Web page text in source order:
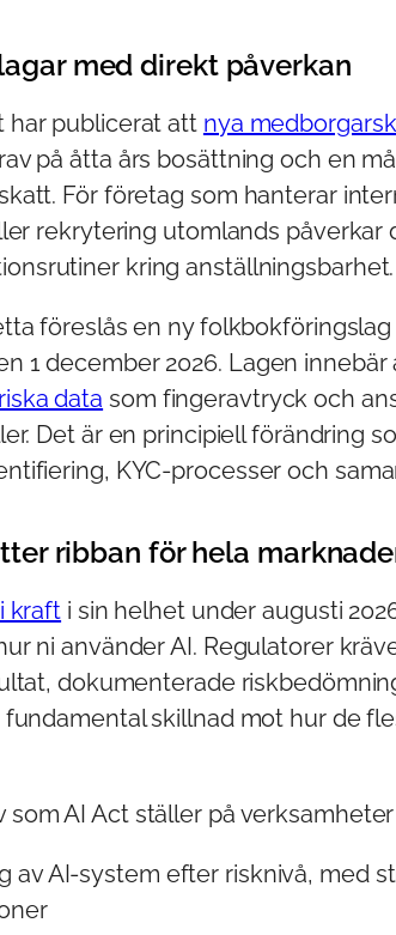
med direkt påverkan
har publicerat att nya
på åtta års bosättning och en
För företag som hanterar
rekrytering utomlands påverkar
kring anställningsbarhet.
föreslås en ny
1 december 2026. Lagen
data som fingeravtryck och
Det är en principiell förändring
KYC-processer och
ribban för hela
kraft i sin helhet under augusti
ni använder AI. Regulatorer
dokumenterade
fundamental skillnad mot hur de
som AI Act ställer på
av AI-system efter risknivå, med